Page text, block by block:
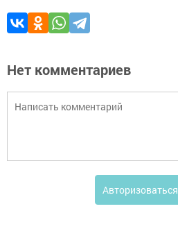
Нет комментариев
Авторизоваться